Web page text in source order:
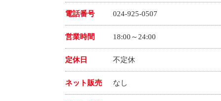
電話番号 024-925-0507
営業時間 18:00～24:00
定休日 不定休
ネット販売 なし